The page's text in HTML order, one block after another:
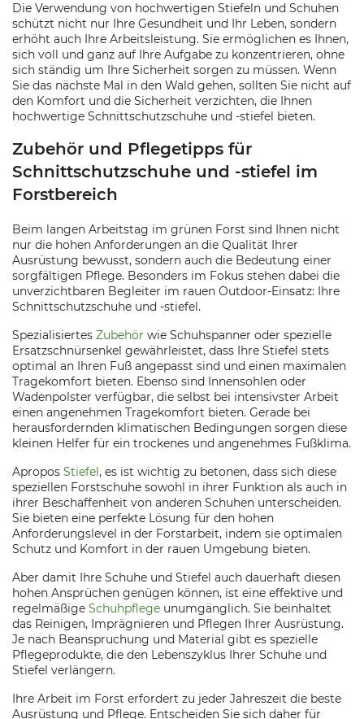
Die Verwendung von hochwertigen Stiefeln und Schuhen
schützt nicht nur Ihre Gesundheit und Ihr Leben, sondern
erhöht auch Ihre Arbeitsleistung. Sie ermöglichen es Ihnen,
sich voll und ganz auf Ihre Aufgabe zu konzentrieren, ohne
sich ständig um Ihre Sicherheit sorgen zu müssen. Wenn
Sie das nächste Mal in den Wald gehen, sollten Sie nicht auf
den Komfort und die Sicherheit verzichten, die Ihnen
hochwertige Schnittschutzschuhe und -stiefel bieten.
Zubehör und Pflegetipps für
Schnittschutzschuhe und -stiefel im
Forstbereich
Beim langen Arbeitstag im grünen Forst sind Ihnen nicht
nur die hohen Anforderungen an die Qualität Ihrer
Ausrüstung bewusst, sondern auch die Bedeutung einer
sorgfältigen Pflege. Besonders im Fokus stehen dabei die
unverzichtbaren Begleiter im rauen Outdoor-Einsatz: Ihre
Schnittschutzschuhe und -stiefel.
Spezialisiertes Zubehör wie Schuhspanner oder spezielle
Ersatzschnürsenkel gewährleistet, dass Ihre Stiefel stets
optimal an Ihren Fuß angepasst sind und einen maximalen
Tragekomfort bieten. Ebenso sind Innensohlen oder
Wadenpolster verfügbar, die selbst bei intensivster Arbeit
einen angenehmen Tragekomfort bieten. Gerade bei
herausfordernden klimatischen Bedingungen sorgen diese
kleinen Helfer für ein trockenes und angenehmes Fußklima.
Apropos Stiefel, es ist wichtig zu betonen, dass sich diese
speziellen Forstschuhe sowohl in ihrer Funktion als auch in
ihrer Beschaffenheit von anderen Schuhen unterscheiden.
Sie bieten eine perfekte Lösung für den hohen
Anforderungslevel in der Forstarbeit, indem sie optimalen
Schutz und Komfort in der rauen Umgebung bieten.
Aber damit Ihre Schuhe und Stiefel auch dauerhaft diesen
hohen Ansprüchen genügen können, ist eine effektive und
regelmäßige Schuhpflege unumgänglich. Sie beinhaltet
das Reinigen, Imprägnieren und Pflegen Ihrer Ausrüstung.
Je nach Beanspruchung und Material gibt es spezielle
Pflegeprodukte, die den Lebenszyklus Ihrer Schuhe und
Stiefel verlängern.
Ihre Arbeit im Forst erfordert zu jeder Jahreszeit die beste
Ausrüstung und Pflege. Entscheiden Sie sich daher für